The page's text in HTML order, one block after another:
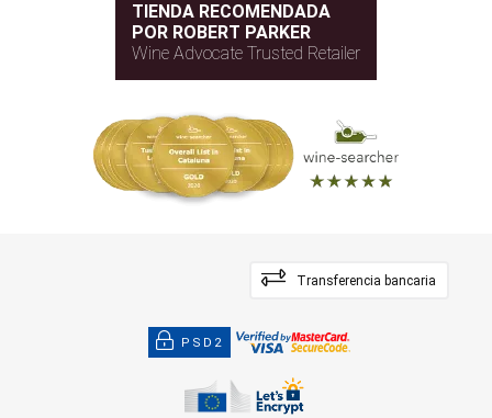
TIENDA RECOMENDADA
POR ROBERT PARKER
Wine Advocate Trusted Retailer
Transferencia bancaria
PSD2